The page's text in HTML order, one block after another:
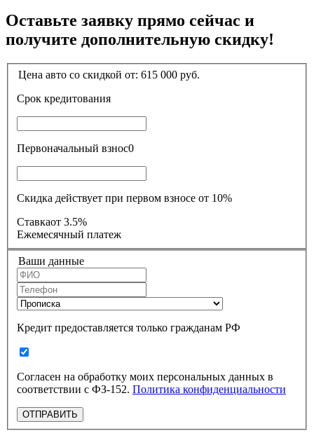
Оставьте заявку прямо сейчас и
получите дополнительную скидку!
Цена авто со скидкой от: 615 000 руб.
Срок кредитования
Первоначальный взнос0
Скидка действует при первом взносе от 10%
Ставкаот 3.5%
Ежемесячный платеж
Ваши данные
Кредит предоставляется только гражданам РФ
Согласен на обработку моих персональных данных в
соответствии с ФЗ-152. Политика конфиденциальности
ОТПРАВИТЬ